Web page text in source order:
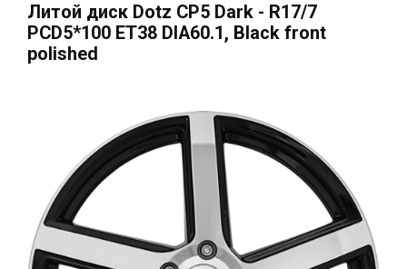
Литой диск Dotz CP5 Dark - R17/7
PCD5*100 ET38 DIA60.1, Black front
polished